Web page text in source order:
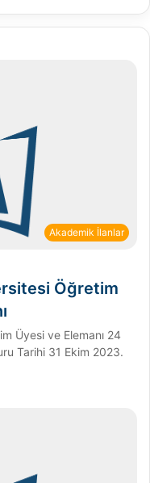
Akademik İlanlar
Öğretim
Üyesi ve Elemanı 24
Tarihi 31 Ekim 2023.